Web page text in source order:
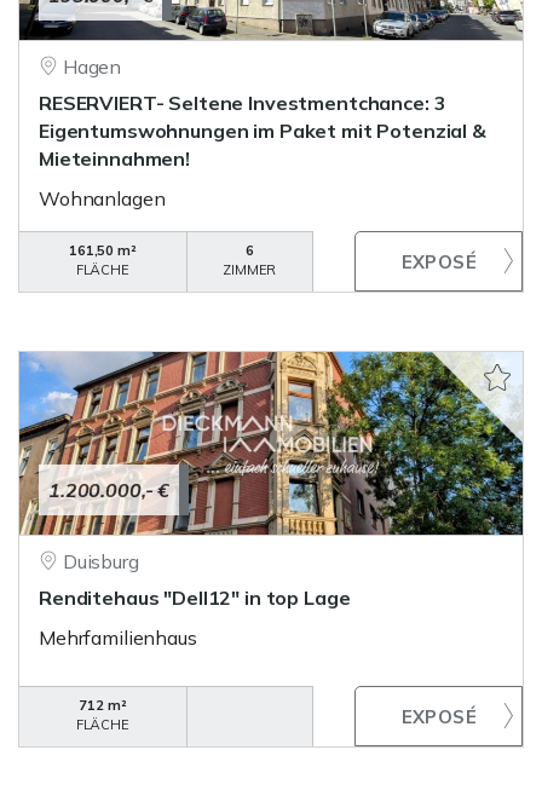
Hagen
RESERVIERT- Seltene Investmentchance: 3
Eigentumswohnungen im Paket mit Potenzial &
Mieteinnahmen!
Wohnanlagen
161,50 m²
FLÄCHE
6
ZIMMER
1.200.000,- €
Duisburg
Renditehaus "Dell12" in top Lage
Mehrfamilienhaus
712 m²
FLÄCHE